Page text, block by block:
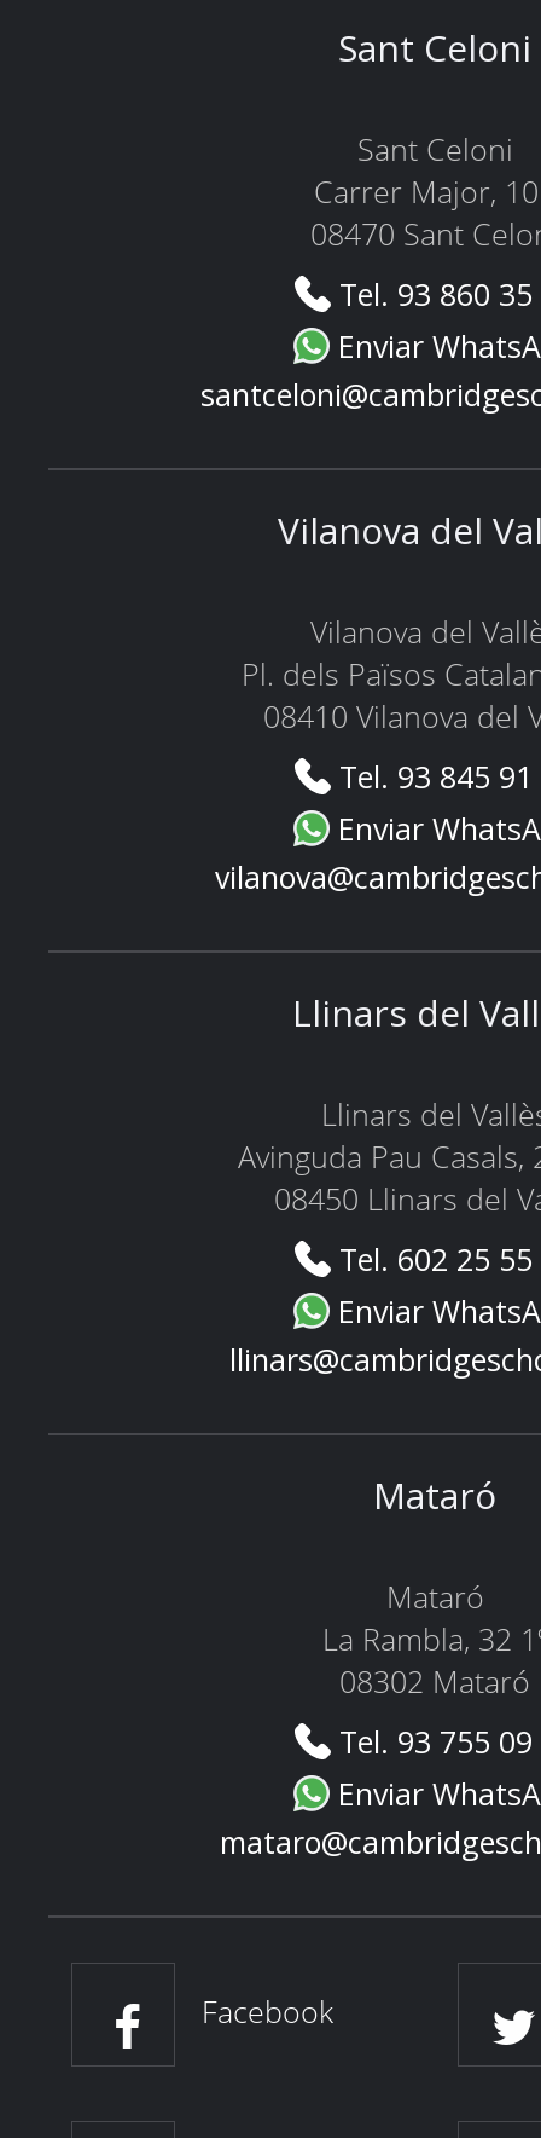
Sant Celoni
Sant Celoni
Carrer Major,
08470 Sant
Tel. 93 860
Enviar
Vilanova del
Vilanova del
Pl. dels Països
08410 Vilanova del
Tel. 93 845
Enviar
Llinars del
Llinars del
Avinguda Pau Casals,
08450 Llinars del
Tel. 602 25
Enviar
Mataró
Mataró
La Rambla, 32
08302 Mataró
Tel. 93 755
Enviar
Facebook